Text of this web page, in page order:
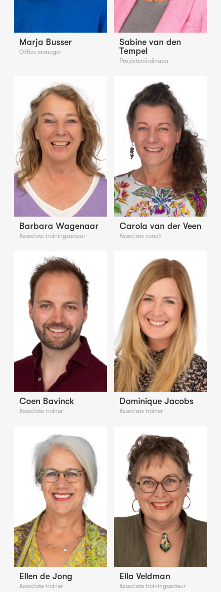
Marja Busser
Office manager
Sabine van den
Tempel
Projectcoördinator
Barbara Wagenaar
Associate trainingsacteur
Carola van der Veen
Associate coach
Coen Bavinck
Associate trainer
Dominique Jacobs
Associate trainer
Ellen de Jong
Associate trainer
Ella Veldman
Associate trainingsacteur